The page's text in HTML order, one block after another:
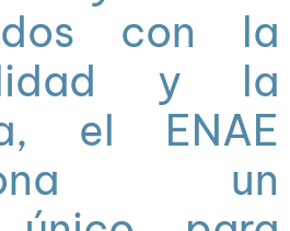
con la
y la
el ENAE
un